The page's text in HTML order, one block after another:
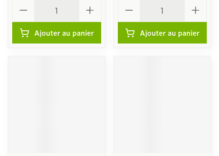
Ajouter au panier Ajouter au panier